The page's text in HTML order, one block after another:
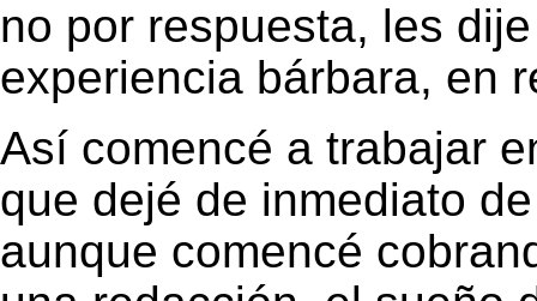
no por respuesta, les
experiencia bárbara, en
Así comencé a trabajar
que dejé de inmediato
aunque comencé